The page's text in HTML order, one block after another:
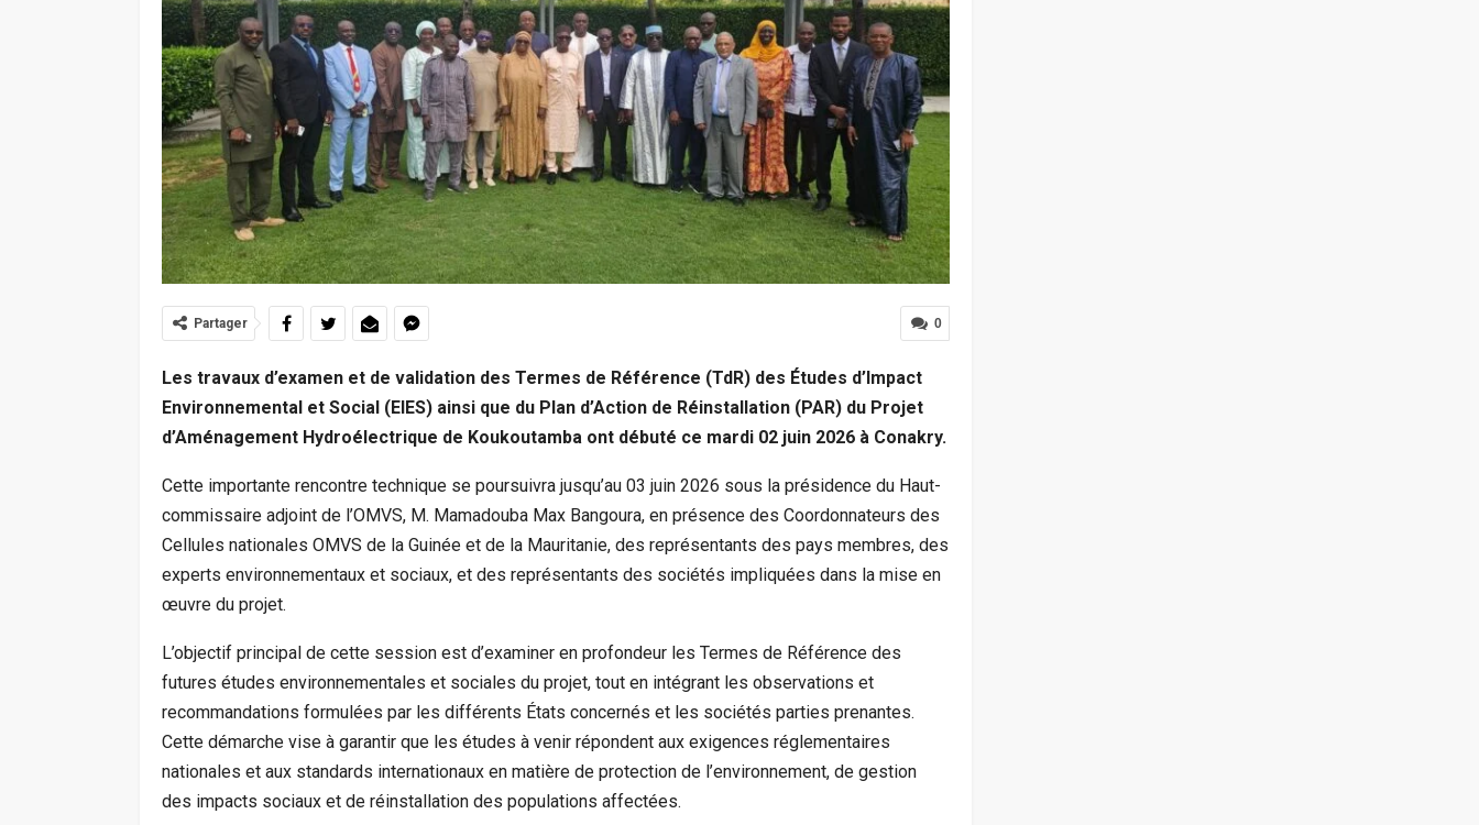
0
Partager
Les travaux d’examen et de validation des Termes de Référence (TdR) des Études d’Impact
Environnemental et Social (EIES) ainsi que du Plan d’Action de Réinstallation (PAR) du Projet
d’Aménagement Hydroélectrique de Koukoutamba ont débuté ce mardi 02 juin 2026 à Conakry.
Cette importante rencontre technique se poursuivra jusqu’au 03 juin 2026 sous la présidence du Haut-
commissaire adjoint de l’OMVS, M. Mamadouba Max Bangoura, en présence des Coordonnateurs des
Cellules nationales OMVS de la Guinée et de la Mauritanie, des représentants des pays membres, des
experts environnementaux et sociaux, et des représentants des sociétés impliquées dans la mise en
œuvre du projet.
L’objectif principal de cette session est d’examiner en profondeur les Termes de Référence des
futures études environnementales et sociales du projet, tout en intégrant les observations et
recommandations formulées par les différents États concernés et les sociétés parties prenantes.
Cette démarche vise à garantir que les études à venir répondent aux exigences réglementaires
nationales et aux standards internationaux en matière de protection de l’environnement, de gestion
des impacts sociaux et de réinstallation des populations affectées.